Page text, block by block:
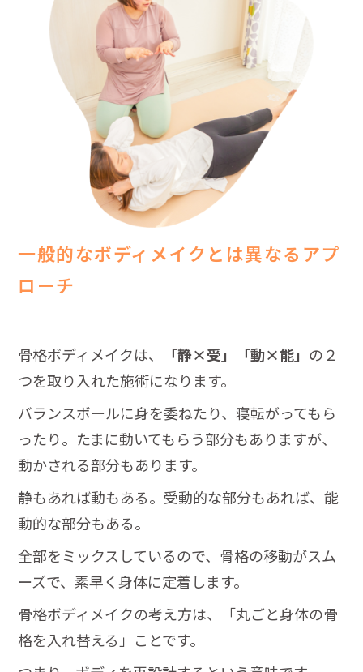
一般的なボディメイクとは異なるアプ
ローチ
骨格ボディメイクは、 「静×受」「動×能」 の２
つを取り入れた施術になります。
バランスボールに身を委ねたり、寝転がってもら
ったり。たまに動いてもらう部分もありますが、
動かされる部分もあります。
静もあれば動もある。受動的な部分もあれば、能
動的な部分もある。
全部をミックスしているので、骨格の移動がスム
ーズで、素早く身体に定着します。
骨格ボディメイクの考え方は、「丸ごと身体の骨
格を入れ替える」ことです。